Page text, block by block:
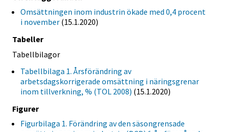
Omsättningen inom industrin ökade med 0,4 procent
i november (15.1.2020)
Tabeller
Tabellbilagor
Tabellbilaga 1. Årsförändring av
arbetsdagskorrigerade omsättning i näringsgrenar
inom tillverkning, % (TOL 2008) (15.1.2020)
Figurer
Figurbilaga 1. Förändring av den säsongrensade